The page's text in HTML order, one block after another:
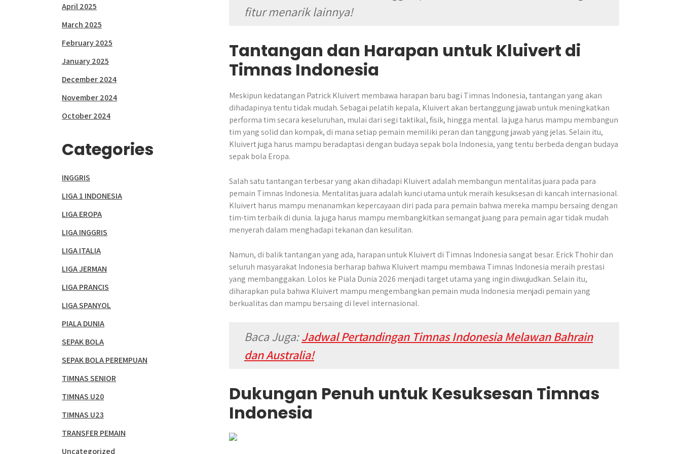
fitur menarik lainnya!
Tantangan dan Harapan untuk Kluivert di
Timnas Indonesia
Meskipun kedatangan Patrick Kluivert membawa harapan baru bagi Timnas Indonesia, tantangan yang akan
dihadapinya tentu tidak mudah. Sebagai pelatih kepala, Kluivert akan bertanggung jawab untuk meningkatkan
performa tim secara keseluruhan, mulai dari segi taktikal, fisik, hingga mental. Ia juga harus mampu membangun
tim yang solid dan kompak, di mana setiap pemain memiliki peran dan tanggung jawab yang jelas. Selain itu,
Kluivert juga harus mampu beradaptasi dengan budaya sepak bola Indonesia, yang tentu berbeda dengan budaya
sepak bola Eropa.
Salah satu tantangan terbesar yang akan dihadapi Kluivert adalah membangun mentalitas juara pada para
pemain Timnas Indonesia. Mentalitas juara adalah kunci utama untuk meraih kesuksesan di kancah internasional.
Kluivert harus mampu menanamkan kepercayaan diri pada para pemain bahwa mereka mampu bersaing dengan
tim-tim terbaik di dunia. Ia juga harus mampu membangkitkan semangat juang para pemain agar tidak mudah
menyerah dalam menghadapi tekanan dan kesulitan.
Namun, di balik tantangan yang ada, harapan untuk Kluivert di Timnas Indonesia sangat besar. Erick Thohir dan
seluruh masyarakat Indonesia berharap bahwa Kluivert mampu membawa Timnas Indonesia meraih prestasi
yang membanggakan. Lolos ke Piala Dunia 2026 menjadi target utama yang ingin diwujudkan. Selain itu,
diharapkan pula bahwa Kluivert mampu mengembangkan pemain muda Indonesia menjadi pemain yang
berkualitas dan mampu bersaing di level internasional.
Baca Juga:Jadwal Pertandingan Timnas Indonesia Melawan Bahrain
dan Australia!
Dukungan Penuh untuk Kesuksesan Timnas
Indonesia
April 2025
March 2025
February 2025
January 2025
December 2024
November 2024
October 2024
Categories
INGGRIS
LIGA 1 INDONESIA
LIGA EROPA
LIGA INGGRIS
LIGA ITALIA
LIGA JERMAN
LIGA PRANCIS
LIGA SPANYOL
PIALA DUNIA
SEPAK BOLA
SEPAK BOLA PEREMPUAN
TIMNAS SENIOR
TIMNAS U20
TIMNAS U23
TRANSFER PEMAIN
Uncategorized